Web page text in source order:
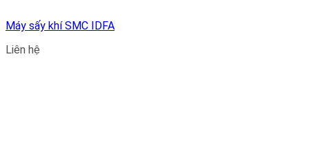
Máy sấy khí SMC IDFA
Liên hệ